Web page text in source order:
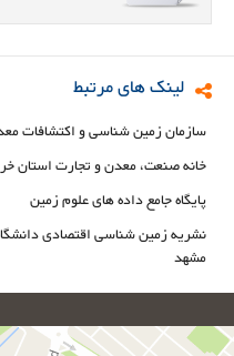
لینک های مرتبط
سازمان زمین شناسی و اکتشافات
خانه صنعت، معدن و تجارت استان
پایگاه جامع داده های علوم زمین
نشریه زمین شناسی اقتصادی
مشهد